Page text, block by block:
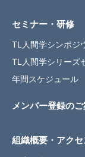
セミナー・研修
TL人間学シンポジ
TL人間学シリーズ
年間スケジュール
メンバー登録のご
組織概要・アクセ